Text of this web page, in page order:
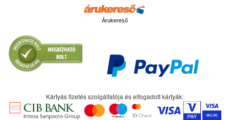
Árukereső
Kártyás fizetés szolgáltatója és elfogadott kártyák: